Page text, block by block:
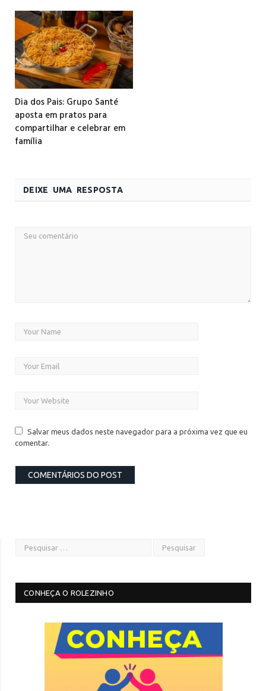
Dia dos Pais: Grupo Santé
aposta em pratos para
compartilhar e celebrar em
família
DEIXE UMA RESPOSTA
Salvar meus dados neste navegador para a próxima vez que eu
comentar.
CONHEÇA O ROLEZINHO